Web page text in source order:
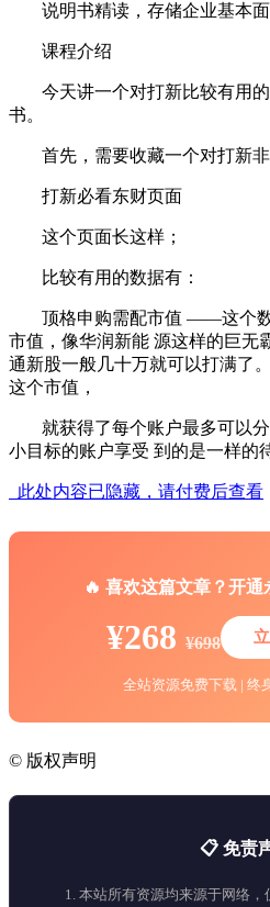
课程介绍
今天讲一个对打新比较有用
书。
首先，需要收藏一个对打新
打新必看东财页面
这个页面长这样；
比较有用的数据有：
顶格申购需配市值 ——这个
市值，像华润新能 源这样的巨无
通新股一般几十万就可以打满了
这个市值，
就获得了每个账户最多可以
小目标的账户享受 到的是一样的
此处内容已隐藏，请付费后查看
🔥 喜欢这篇文章？开
¥268 ¥698
全站资源免费下载 | 终
© 版权声明
📋 免责
1. 本站所有资源均来源于网络